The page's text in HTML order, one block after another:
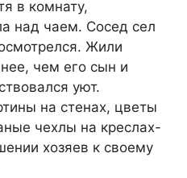
в комнату,
над чаем. Сосед сел
Жили
чем его сын и
уют.
на стенах, цветы
чехлы на креслах-
хозяев к своему